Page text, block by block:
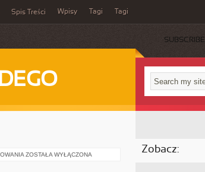
Spis Treści Wpisy Tagi Tagi
SUBSCRIBE
MAROKO
ZOSTAŁA WYŁĄCZONA Zobacz: